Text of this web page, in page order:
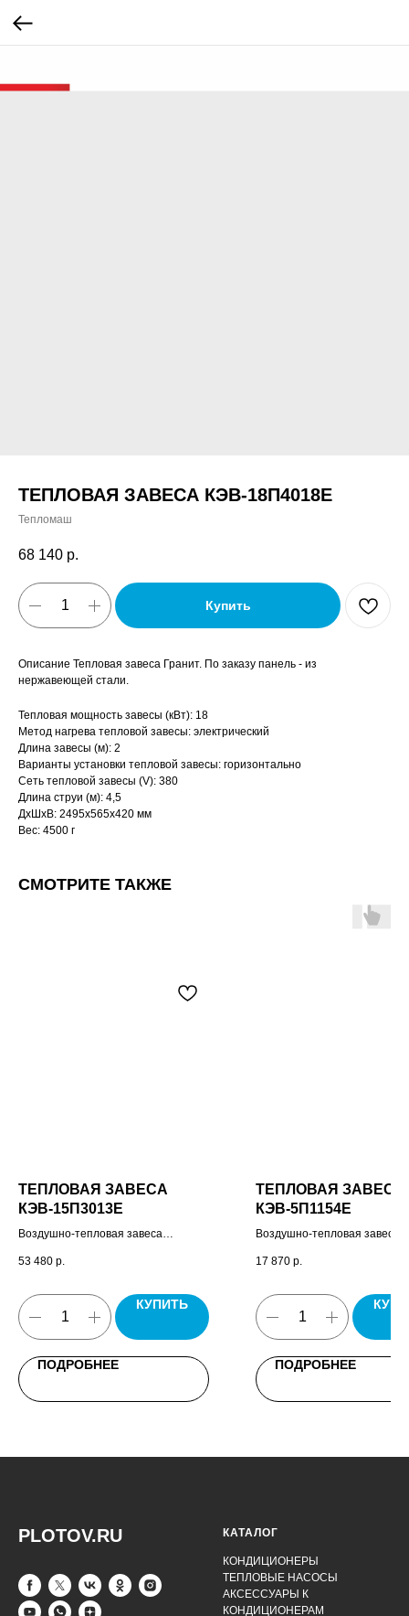
ТЕПЛОВАЯ ЗАВЕСА КЭВ-18П4018Е
Тепломаш
68 140 р.
Купить
Описание Тепловая завеса Гранит. По заказу панель - из
нержавеющей стали.
Тепловая мощность завесы (кВт): 18
Метод нагрева тепловой завесы: электрический
Длина завесы (м): 2
Варианты установки тепловой завесы: горизонтально
Сеть тепловой завесы (V): 380
Длина струи (м): 4,5
ДxШxВ: 2495x565x420 мм
Вес: 4500 г
СМОТРИТЕ ТАКЖЕ
ТЕПЛОВАЯ ЗАВЕСА
КЭВ-15П3013Е
Воздушно-тепловая завеса
паспорт.
53 480 р.
КУПИТЬ
ПОДРОБНЕЕ
ТЕПЛОВАЯ ЗАВЕСА
КЭВ-5П1154E
Воздушно-тепловая завеса
17 870 р.
ПОДРОБНЕЕ
PLOTOV.RU КАТАЛОГ
КОНДИЦИОНЕРЫ
ТЕПЛОВЫЕ НАСОСЫ
АКСЕССУАРЫ К
КОНДИЦИОНЕРАМ